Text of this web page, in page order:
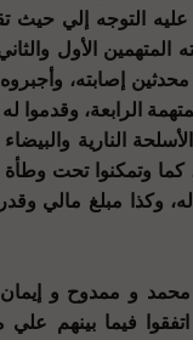
عليه التوجه إلي
المتهمين الأول
إصابته،
الرابعة،
النارية
كما وتمكنوا تحت
وكذا مبلغ مالي
محمد و ممدوح و
فيما بينهم